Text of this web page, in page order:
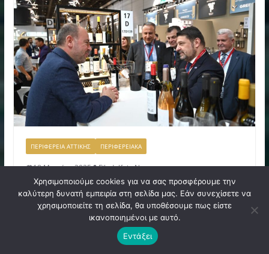
ΠΕΡΙΦΕΡΕΙΑ ΑΤΤΙΚΗΣ ΠΕΡΙΦΕΡΕΙΑΚΑ
18 Μαρτίου 2025 Filadelfeia News
Νίκος Χαρδαλιάς: «Ο Αττικός
οίνος, ισχυρό εργαλείο στην
προώθηση του brand name
της Περιφέρειάς μας σε
Χρησιμοποιούμε cookies για να σας προσφέρουμε την
καλύτερη δυνατή εμπειρία στη σελίδα μας. Εάν συνεχίσετε να
χρησιμοποιείτε τη σελίδα, θα υποθέσουμε πως είστε
ικανοποιημένοι με αυτό.
Εντάξει